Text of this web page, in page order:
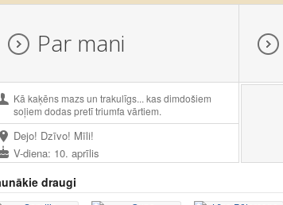
Par mani
Kā kaķēns mazs un trakulīgs... kas dimdošiem
soļiem dodas pretī triumfa vārtiem.
Dejo! Dzīvo! Mīli!
V-diena: 10. aprīlis
draugi